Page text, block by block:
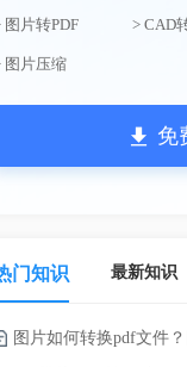
图片转PDF > CAD
图片压缩
免
门知识 最新知识